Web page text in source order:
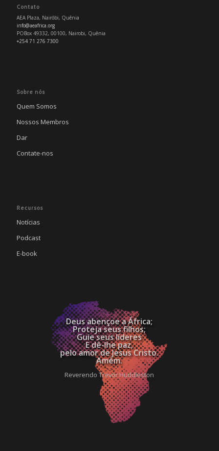
Contato
AEA Plaza, Nairóbi, Quênia
info@aeafrica.org
POBox 49332, 00100, Nairobi, Quênia
+254 71 276 7300
Sobre nós
Quem Somos
Nossos Membros
Dar
Contate-nos
Recursos
Notícias
Podcast
E-book
Deus abençoe a África;
Proteja seus filhos;
Guie seus líderes
E dê-lhe paz,
pelo amor de Jesus Cristo.
Amém.
Reverendo Trevor Huddleston